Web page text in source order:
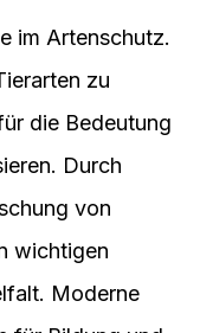
im Artenschutz.
zu
die Bedeutung
Durch
von
wichtigen
Moderne